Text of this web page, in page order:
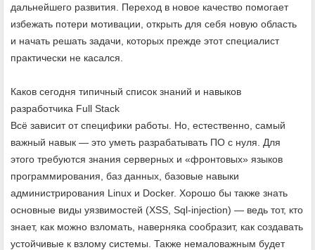
дальнейшего развития. Переход в новое качество помогает
избежать потери мотивации, открыть для себя новую область
и начать решать задачи, которых прежде этот специалист
практически не касался.
Каков сегодня типичный список знаний и навыков
разработчика Full Stack
Всё зависит от специфики работы. Но, естественно, самый
важный навык — это уметь разрабатывать ПО с нуля. Для
этого требуются знания серверных и «фронтовых» языков
программирования, баз данных, базовые навыки
администрирования Linux и Docker. Хорошо бы также знать
основные виды уязвимостей (XSS, Sql-injection) — ведь тот, кто
знает, как можно взломать, наверняка сообразит, как создавать
устойчивые к взлому системы. Также немаловажным будет